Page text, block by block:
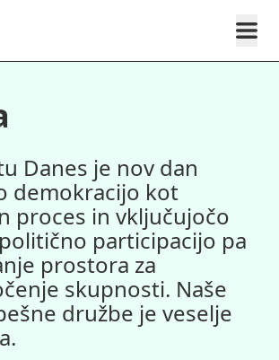
Danes je nov dan
demokracijo kot
proces in vključujočo
participacijo pa
prostora za
skupnosti. Naše
družbe je veselje